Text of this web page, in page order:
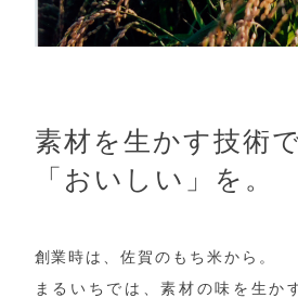
素材を生かす技術
「おいしい」を。
創業時は、佐賀のもち米から。
まるいちでは、素材の味を生か